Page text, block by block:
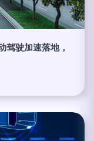
驾驶加速落地，